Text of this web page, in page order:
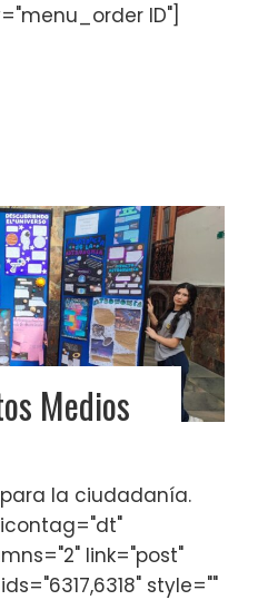
ID"]
Medios
la ciudadanía.
link="post"
style=""